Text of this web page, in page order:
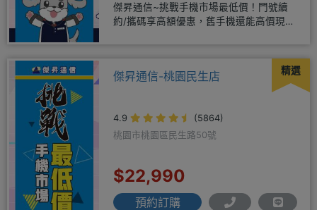
傑昇通信~挑戰手機市場最低價！門號續
約/攜碼享高額優惠，舊手機還能高價現金
精選
傑昇通信-桃園民生店
4.9
(5864)
桃園市桃園區民生路50號
$22,990
預約訂購